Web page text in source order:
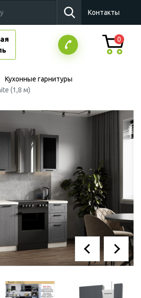
Контакты
0
Кухонные гарнитуры
(1,8 м)